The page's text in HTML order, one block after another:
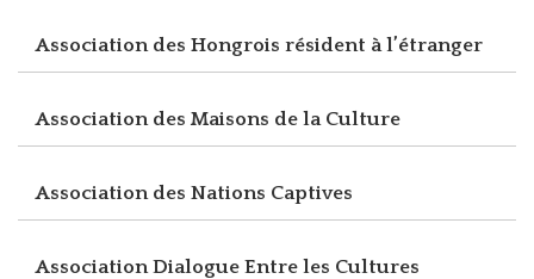
Association des Hongrois résident à l’étranger
Association des Maisons de la Culture
Association des Nations Captives
Association Dialogue Entre les Cultures